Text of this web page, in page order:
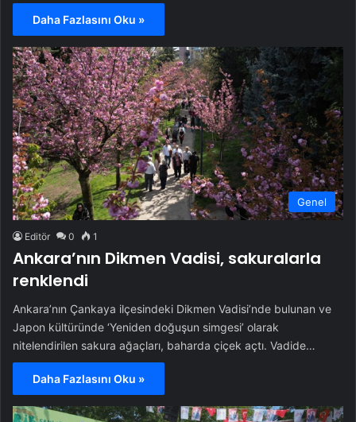
Daha Fazlasını Oku »
Genel
Editör 0 1
Ankara’nın Dikmen Vadisi, sakuralarla
renklendi
Ankara’nın Çankaya ilçesindeki Dikmen Vadisi’nde bulunan ve
Japon kültüründe ‘Yeniden doğuşun simgesi’ olarak
nitelendirilen sakura ağaçları, baharda çiçek açtı. Vadide…
Daha Fazlasını Oku »